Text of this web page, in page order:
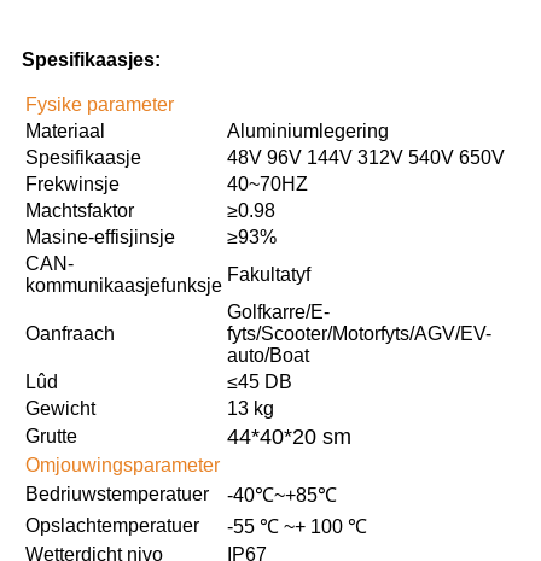
Spesifikaasjes:
Fysike parameter
Materiaal
Aluminiumlegering
Spesifikaasje
48V 96V 144V 312V 540V 650V
Frekwinsje
40~70HZ
Machtsfaktor
≥0.98
Masine-effisjinsje
≥93%
CAN-
kommunikaasjefunksje
Fakultatyf
Oanfraach
Golfkarre/E-
fyts/Scooter/Motorfyts/AGV/EV-
auto/Boat
Lûd
≤45 DB
Gewicht
13 kg
Grutte
44*40*20 sm
Omjouwingsparameter
Bedriuwstemperatuer
-40℃~+85℃
Opslachtemperatuer
-55 ℃ ~+ 100 ℃
Wetterdicht nivo
IP67